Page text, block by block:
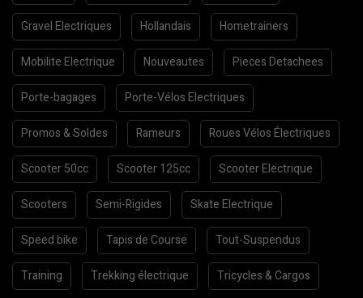
Gravel Electriques Hollandais Hometrainers
Mobilite Electrique Nouveautes Pieces Detachees
Porte-bagages Porte-Vélos Electriques
Promos & Soldes Rameurs Roues Vélos Électriques
Scooter 50cc Scooter 125cc Scooter Electrique
Scooters Semi-Rigides Skate Electrique
Speed bike Tapis de Course Tout-Suspendus
Training Trekking électrique Tricycles & Cargos